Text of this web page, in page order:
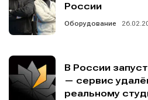
России
Оборудование
В России
— сервис
реальному